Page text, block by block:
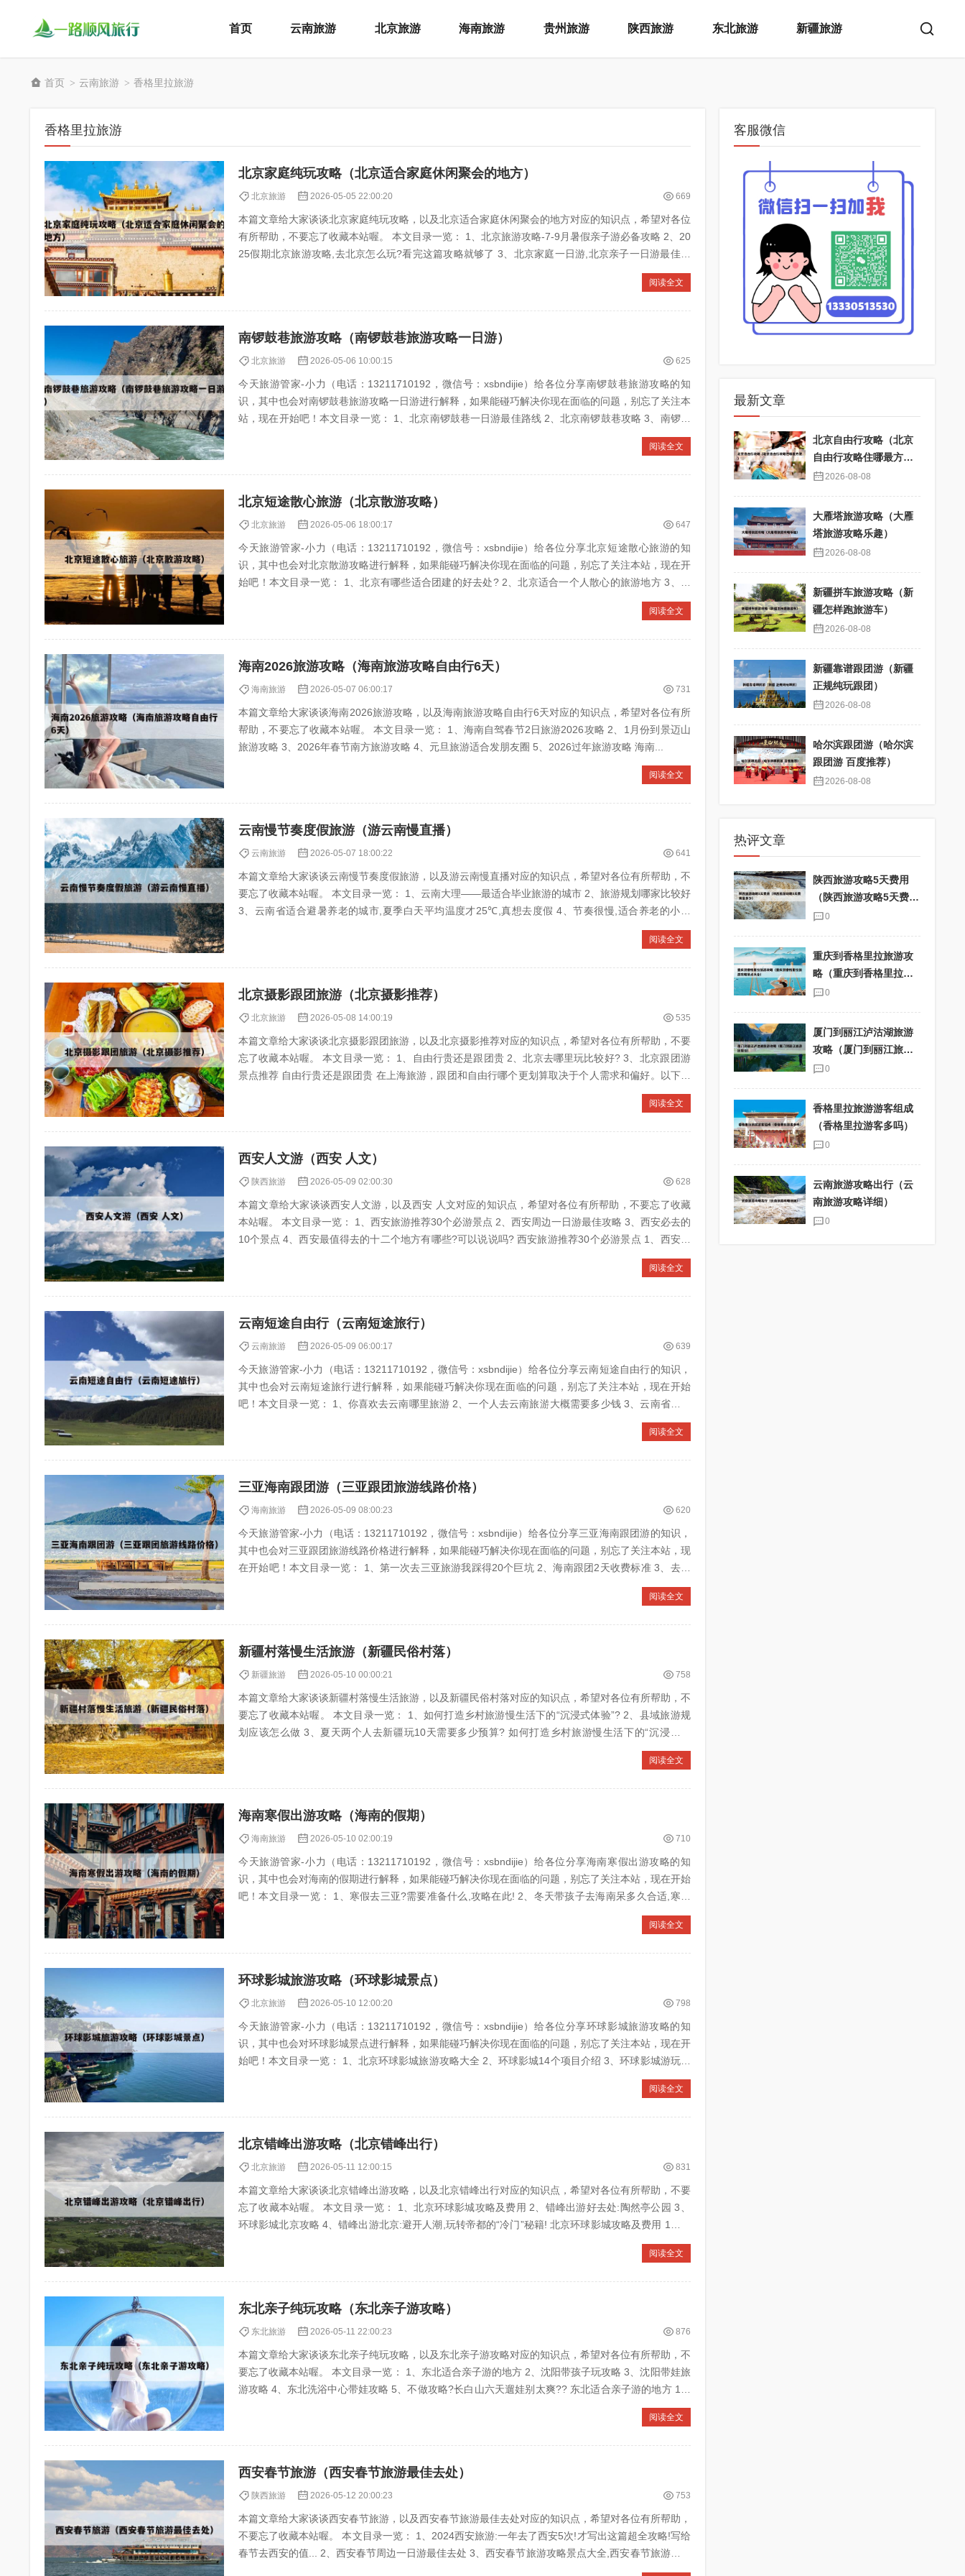
首页 云南旅游 北京旅游 海南旅游 贵州旅游 陕西旅游 东北旅游 新疆旅游
首页 > 云南旅游 > 香格里拉旅游
香格里拉旅游
北京家庭纯玩攻略（北京适合家庭休闲聚会的地方）
北京旅游 2026-05-05 22:00:20 669
本篇文章给大家谈谈北京家庭纯玩攻略，以及北京适合家庭休闲聚会的地方对应的知识点，希望对各位
有所帮助，不要忘了收藏本站喔。 本文目录一览： 1、北京旅游攻略-7-9月暑假亲子游必备攻略 2、20
25假期北京旅游攻略,去北京怎么玩?看完这篇攻略就够了 3、北京家庭一日游,北京亲子一日游最佳景
阅读全文
南锣鼓巷旅游攻略（南锣鼓巷旅游攻略一日游）
北京旅游 2026-05-06 10:00:15 625
今天旅游管家-小力（电话：13211710192，微信号：xsbndijie）给各位分享南锣鼓巷旅游攻略的知
识，其中也会对南锣鼓巷旅游攻略一日游进行解释，如果能碰巧解决你现在面临的问题，别忘了关注本
站，现在开始吧！本文目录一览： 1、北京南锣鼓巷一日游最佳路线 2、北京南锣鼓巷攻略 3、南锣鼓
阅读全文
北京短途散心旅游（北京散游攻略）
北京旅游 2026-05-06 18:00:17 647
今天旅游管家-小力（电话：13211710192，微信号：xsbndijie）给各位分享北京短途散心旅游的知
识，其中也会对北京散游攻略进行解释，如果能碰巧解决你现在面临的问题，别忘了关注本站，现在开
始吧！本文目录一览： 1、北京有哪些适合团建的好去处? 2、北京适合一个人散心的旅游地方 3、北
阅读全文
海南2026旅游攻略（海南旅游攻略自由行6天）
海南旅游 2026-05-07 06:00:17 731
本篇文章给大家谈谈海南2026旅游攻略，以及海南旅游攻略自由行6天对应的知识点，希望对各位有所
帮助，不要忘了收藏本站喔。 本文目录一览： 1、海南自驾春节2日旅游2026攻略 2、1月份到景迈山
旅游攻略 3、2026年春节南方旅游攻略 4、元旦旅游适合发朋友圈 5、2026过年旅游攻略 海南...
阅读全文
云南慢节奏度假旅游（游云南慢直播）
云南旅游 2026-05-07 18:00:22 641
本篇文章给大家谈谈云南慢节奏度假旅游，以及游云南慢直播对应的知识点，希望对各位有所帮助，不
要忘了收藏本站喔。 本文目录一览： 1、云南大理——最适合毕业旅游的城市 2、旅游规划哪家比较好
3、云南省适合避暑养老的城市,夏季白天平均温度才25℃,真想去度假 4、节奏很慢,适合养老的小城
阅读全文
北京摄影跟团旅游（北京摄影推荐）
北京旅游 2026-05-08 14:00:19 535
本篇文章给大家谈谈北京摄影跟团旅游，以及北京摄影推荐对应的知识点，希望对各位有所帮助，不要
忘了收藏本站喔。 本文目录一览： 1、自由行贵还是跟团贵 2、北京去哪里玩比较好? 3、北京跟团游
景点推荐 自由行贵还是跟团贵 在上海旅游，跟团和自由行哪个更划算取决于个人需求和偏好。以下是
阅读全文
西安人文游（西安 人文）
陕西旅游 2026-05-09 02:00:30 628
本篇文章给大家谈谈西安人文游，以及西安 人文对应的知识点，希望对各位有所帮助，不要忘了收藏
本站喔。 本文目录一览： 1、西安旅游推荐30个必游景点 2、西安周边一日游最佳攻略 3、西安必去的
10个景点 4、西安最值得去的十二个地方有哪些?可以说说吗? 西安旅游推荐30个必游景点 1、西安旅
阅读全文
云南短途自由行（云南短途旅行）
云南旅游 2026-05-09 06:00:17 639
今天旅游管家-小力（电话：13211710192，微信号：xsbndijie）给各位分享云南短途自由行的知识，
其中也会对云南短途旅行进行解释，如果能碰巧解决你现在面临的问题，别忘了关注本站，现在开始
吧！本文目录一览： 1、你喜欢去云南哪里旅游 2、一个人去云南旅游大概需要多少钱 3、云南省周边
阅读全文
三亚海南跟团游（三亚跟团旅游线路价格）
海南旅游 2026-05-09 08:00:23 620
今天旅游管家-小力（电话：13211710192，微信号：xsbndijie）给各位分享三亚海南跟团游的知识，
其中也会对三亚跟团旅游线路价格进行解释，如果能碰巧解决你现在面临的问题，别忘了关注本站，现
在开始吧！本文目录一览： 1、第一次去三亚旅游我踩得20个巨坑 2、海南跟团2天收费标准 3、去三
阅读全文
新疆村落慢生活旅游（新疆民俗村落）
新疆旅游 2026-05-10 00:00:21 758
本篇文章给大家谈谈新疆村落慢生活旅游，以及新疆民俗村落对应的知识点，希望对各位有所帮助，不
要忘了收藏本站喔。 本文目录一览： 1、如何打造乡村旅游慢生活下的“沉浸式体验”? 2、县域旅游规
划应该怎么做 3、夏天两个人去新疆玩10天需要多少预算? 如何打造乡村旅游慢生活下的“沉浸式体
阅读全文
海南寒假出游攻略（海南的假期）
海南旅游 2026-05-10 02:00:19 710
今天旅游管家-小力（电话：13211710192，微信号：xsbndijie）给各位分享海南寒假出游攻略的知
识，其中也会对海南的假期进行解释，如果能碰巧解决你现在面临的问题，别忘了关注本站，现在开始
吧！本文目录一览： 1、寒假去三亚?需要准备什么,攻略在此! 2、冬天带孩子去海南呆多久合适,寒假
阅读全文
环球影城旅游攻略（环球影城景点）
北京旅游 2026-05-10 12:00:20 798
今天旅游管家-小力（电话：13211710192，微信号：xsbndijie）给各位分享环球影城旅游攻略的知
识，其中也会对环球影城景点进行解释，如果能碰巧解决你现在面临的问题，别忘了关注本站，现在开
始吧！本文目录一览： 1、北京环球影城旅游攻略大全 2、环球影城14个项目介绍 3、环球影城游玩顺
阅读全文
北京错峰出游攻略（北京错峰出行）
北京旅游 2026-05-11 12:00:15 831
本篇文章给大家谈谈北京错峰出游攻略，以及北京错峰出行对应的知识点，希望对各位有所帮助，不要
忘了收藏本站喔。 本文目录一览： 1、北京环球影城攻略及费用 2、错峰出游好去处:陶然亭公园 3、
环球影城北京攻略 4、错峰出游北京:避开人潮,玩转帝都的“冷门”秘籍! 北京环球影城攻略及费用 1、省
阅读全文
东北亲子纯玩攻略（东北亲子游攻略）
东北旅游 2026-05-11 22:00:23 876
本篇文章给大家谈谈东北亲子纯玩攻略，以及东北亲子游攻略对应的知识点，希望对各位有所帮助，不
要忘了收藏本站喔。 本文目录一览： 1、东北适合亲子游的地方 2、沈阳带孩子玩攻略 3、沈阳带娃旅
游攻略 4、东北洗浴中心带娃攻略 5、不做攻略?长白山六天遛娃别太爽?? 东北适合亲子游的地方 1、
阅读全文
西安春节旅游（西安春节旅游最佳去处）
陕西旅游 2026-05-12 20:00:23 753
本篇文章给大家谈谈西安春节旅游，以及西安春节旅游最佳去处对应的知识点，希望对各位有所帮助，
不要忘了收藏本站喔。 本文目录一览： 1、2024西安旅游:一年去了西安5次!才写出这篇超全攻略!写给
春节去西安的值... 2、西安春节周边一日游最佳去处 3、西安春节旅游攻略景点大全,西安春节旅游必去
客服微信
最新文章
北京自由行攻略（北京
自由行攻略住哪最方
便）2026-08-08
大雁塔旅游攻略（大雁
塔旅游攻略乐趣）
2026-08-08
新疆拼车旅游攻略（新
疆怎样跑旅游车）
2026-08-08
新疆靠谱跟团游（新疆
正规纯玩跟团）
2026-08-08
哈尔滨跟团游（哈尔滨
跟团游 百度推荐）
2026-08-08
热评文章
陕西旅游攻略5天费用
（陕西旅游攻略5天费用
是多少）
0
重庆到香格里拉旅游攻
略（重庆到香格里拉旅
游攻略景点大全）
0
厦门到丽江泸沽湖旅游
攻略（厦门到丽江旅游
团报价）
0
香格里拉旅游游客组成
（香格里拉游客多吗）
0
云南旅游攻略出行（云
南旅游攻略详细）
0